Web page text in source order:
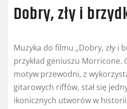
Dobry, zły i
Muzyka do filmu „Dobry, zły i
przykład geniuszu Morricone.
motyw przewodni, z
gitarowych riffów, stał się
ikonicznych utworów w historii